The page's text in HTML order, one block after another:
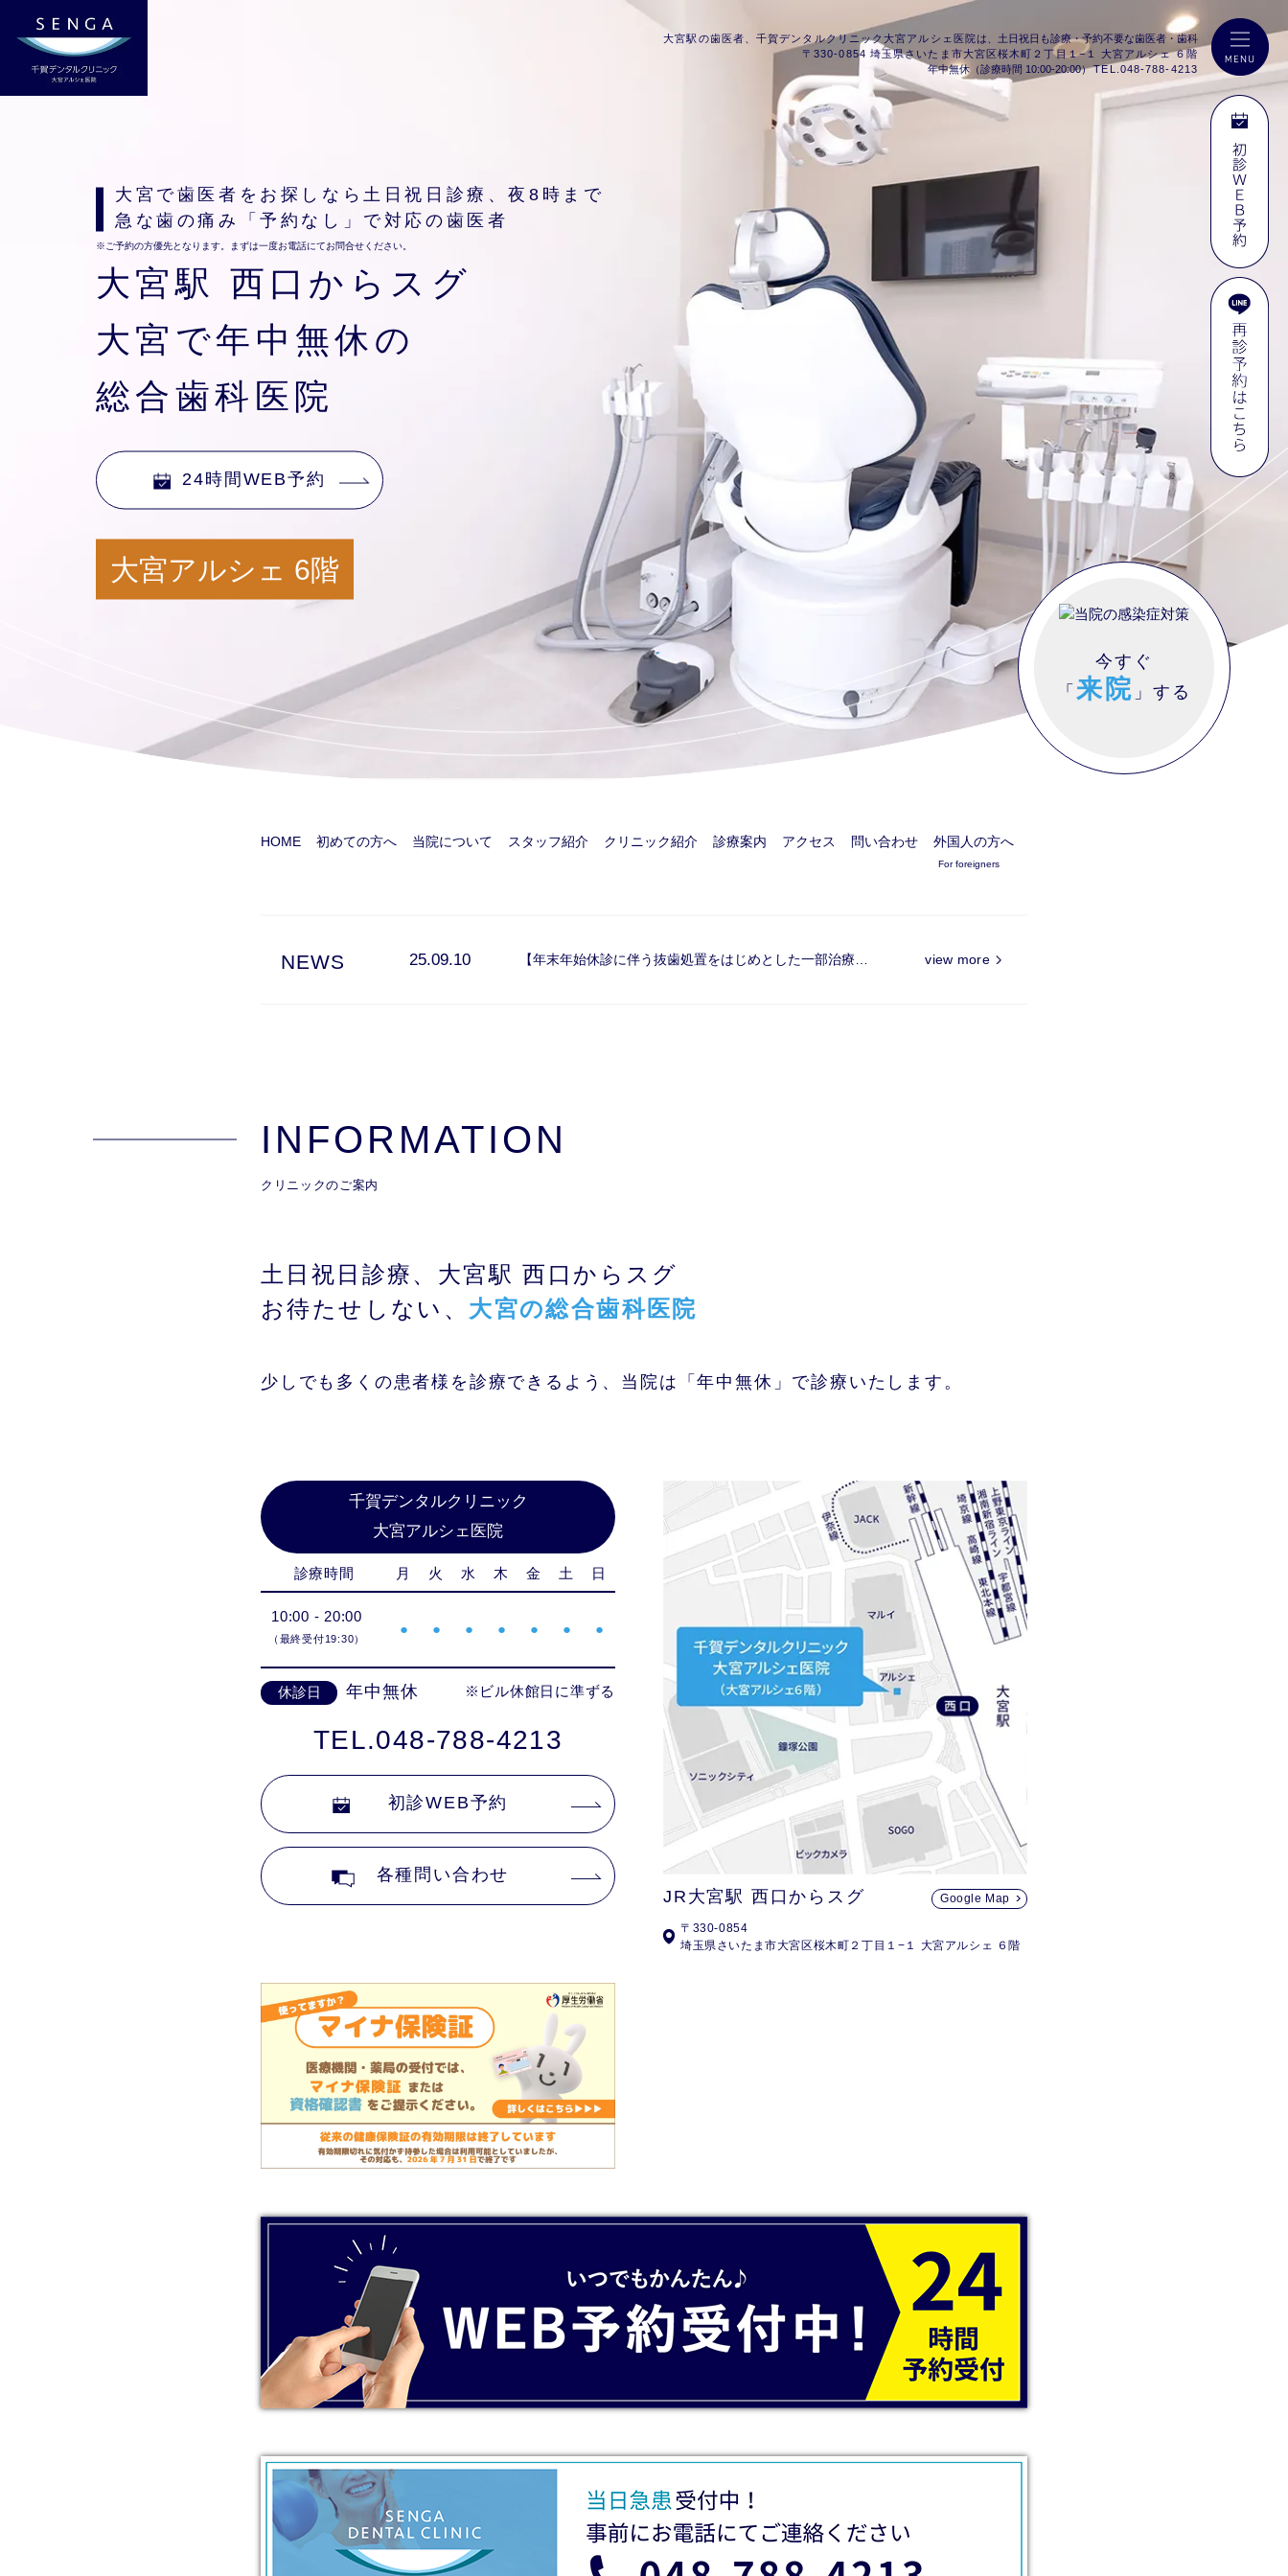
大宮駅の歯医者、千賀デンタルクリニック大宮アルシェ医院は、 土日祝日も診療・予約不要な歯医者・歯科
〒330-0854 埼玉県さいたま市大宮区桜木町２丁目１−１ 大宮アルシェ ６階
年中無休（診療時間 10:00-20:00）TEL.048-788-4213
大宮で歯医者をお探しなら 土日祝日診療、夜8時まで
急な歯の痛み「予約なし」で対応の歯医者
※ご予約の方優先となります。まずは一度お電話にてお問合せください。
大宮駅 西口からスグ
大宮で年中無休の
総合歯科医院
24時間WEB予約
大宮アルシェ 6階
今すぐ
「 来院 」する
HOME 初めての方へ 当院について スタッフ紹介 クリニック紹介 診療案内 アクセス 問い合わせ 外国人の方へ
For foreigners
NEWS 25.09.10 【年末年始休診に伴う抜歯処置をはじめとした一部治療… view more
INFORMATION
クリニックのご案内
土日祝日診療、 大宮駅 西口からスグ
お待たせしない、 大宮の総合歯科医院
少しでも多くの患者様を診療できるよう、当院は「年中無休」で診療いたします。
千賀デンタルクリニック
大宮アルシェ医院
診療時間 月 火 水 木 金 土 日
10:00 - 20:00
（最終受付19:30）
● ● ● ● ● ● ●
休診日 年中無休 ※ビル休館日に準ずる
TEL.048-788-4213
初診WEB予約
各種問い合わせ
JR大宮駅 西口からスグ
Google Map
〒330-0854
埼玉県さいたま市大宮区桜木町２丁目１−１ 大宮アルシェ ６階